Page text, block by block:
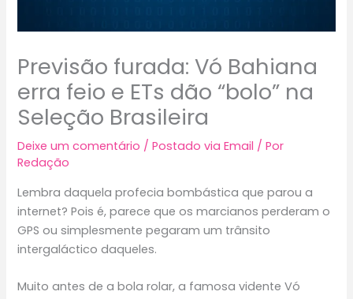
Previsão furada: Vó Bahiana
erra feio e ETs dão “bolo” na
Seleção Brasileira
Deixe um comentário /Postado via Email / Por
Redação
Lembra daquela profecia bombástica que parou a
internet? Pois é, parece que os marcianos perderam o
GPS ou simplesmente pegaram um trânsito
intergaláctico daqueles.
Muito antes de a bola rolar, a famosa vidente Vó